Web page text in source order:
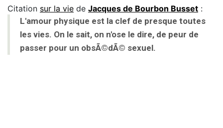
Citation sur la vie de Jacques de Bourbon Busset :
L'amour physique est la clef de presque toutes
les vies. On le sait, on n'ose le dire, de peur de
passer pour un obsÃ©dÃ© sexuel.